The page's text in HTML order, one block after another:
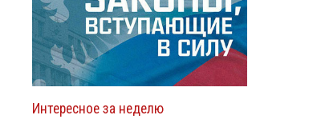
Интересное за неделю